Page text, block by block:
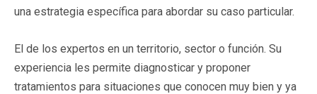
una estrategia específica para abordar su caso particular.
El de los expertos en un territorio, sector o función. Su
experiencia les permite diagnosticar y proponer
tratamientos para situaciones que conocen muy bien y ya